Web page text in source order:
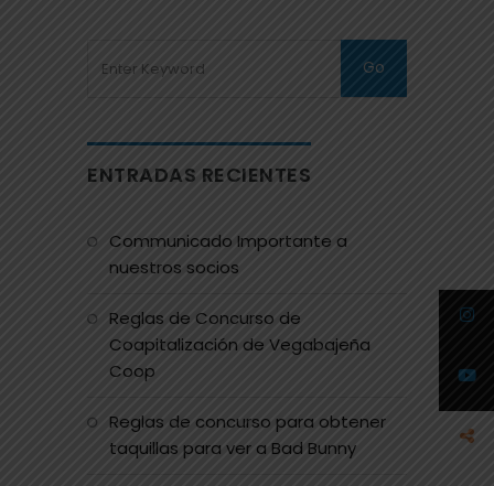
ENTRADAS RECIENTES
Communicado Importante a
nuestros socios
Reglas de Concurso de
Coapitalización de Vegabajeña
Coop
Reglas de concurso para obtener
taquillas para ver a Bad Bunny